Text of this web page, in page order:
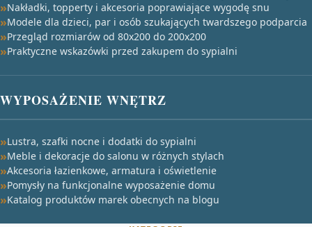
Nakładki, topperty i akcesoria poprawiające wygodę snu
Modele dla dzieci, par i osób szukających twardszego podparcia
Przegląd rozmiarów od 80x200 do 200x200
Praktyczne wskazówki przed zakupem do sypialni
WYPOSAŻENIE WNĘTRZ
Lustra, szafki nocne i dodatki do sypialni
Meble i dekoracje do salonu w różnych stylach
Akcesoria łazienkowe, armatura i oświetlenie
Pomysły na funkcjonalne wyposażenie domu
Katalog produktów marek obecnych na blogu